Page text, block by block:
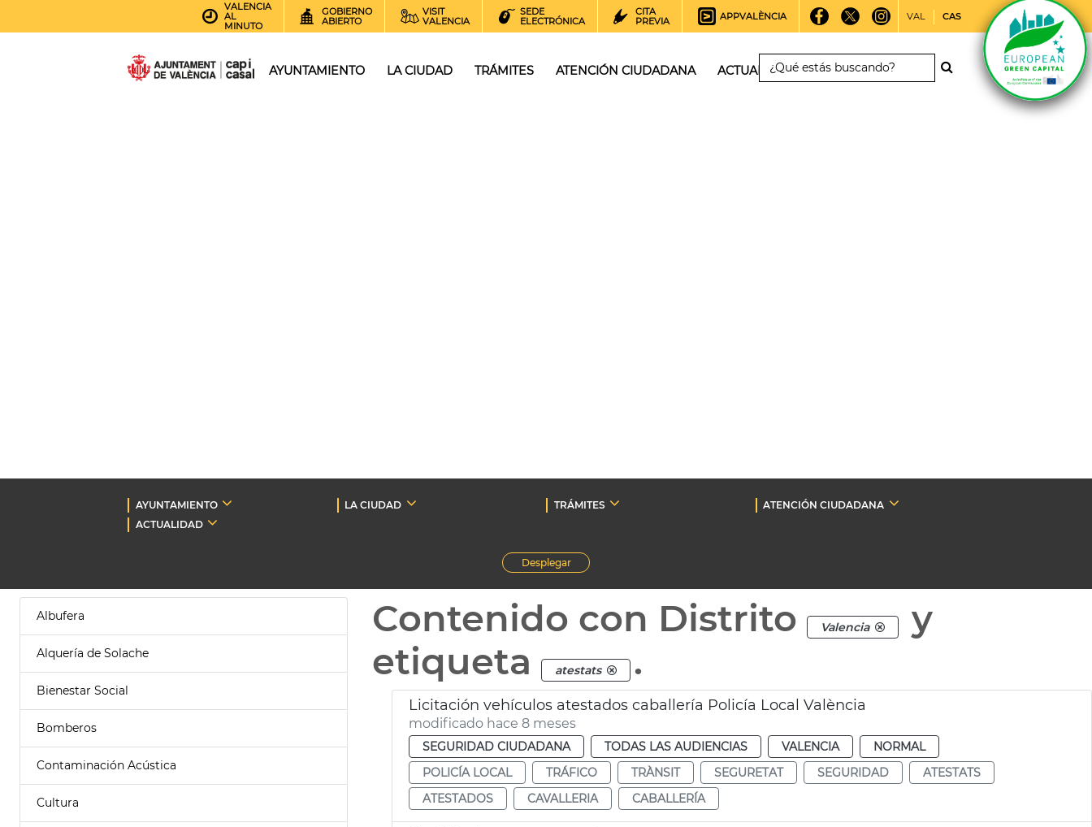
VALENCIA
AL
MINUTO
GOBIERNO
ABIERTO
VISIT
VALENCIA
SEDE
ELECTRÓNICA
CITA
PREVIA
APPVALÈNCIA VAL CAS
AYUNTAMIENTO LA CIUDAD TRÁMITES ATENCIÓN CIUDADANA ACTUALIDAD
AYUNTAMIENTO LA CIUDAD TRÁMITES
ATENCIÓN CIUDADANA
ACTUALIDAD
Desplegar
Albufera
Alquería de Solache
Bienestar Social
Bomberos
Contaminación Acústica
Cultura
Contenido con Distrito Valencia
y
etiqueta
atestats .
Licitación vehículos atestados caballería Policía Local València
modificado hace 8 meses
SEGURIDAD CIUDADANA TODAS LAS AUDIENCIAS VALENCIA
NORMAL
POLICÍA LOCAL
TRÁFICO TRÀNSIT SEGURETAT SEGURIDAD
ATESTATS
ATESTADOS
CAVALLERIA CABALLERÍA